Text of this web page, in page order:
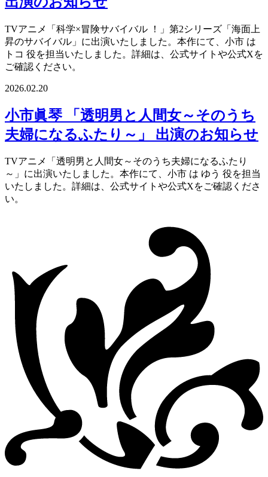
TVアニメ「科学×冒険サバイバル ！」第2シリーズ「海面上
昇のサバイバル」に出演いたしました。本作にて、小市 は
トコ 役を担当いたしました。詳細は、公式サイトや公式Xを
ご確認ください。
2026.02.20
小市眞琴 「透明男と人間女～そのうち
夫婦になるふたり～」 出演のお知らせ
TVアニメ「透明男と人間女～そのうち夫婦になるふたり
～」に出演いたしました。本作にて、小市 は ゆう 役を担当
いたしました。詳細は、公式サイトや公式Xをご確認くださ
い。